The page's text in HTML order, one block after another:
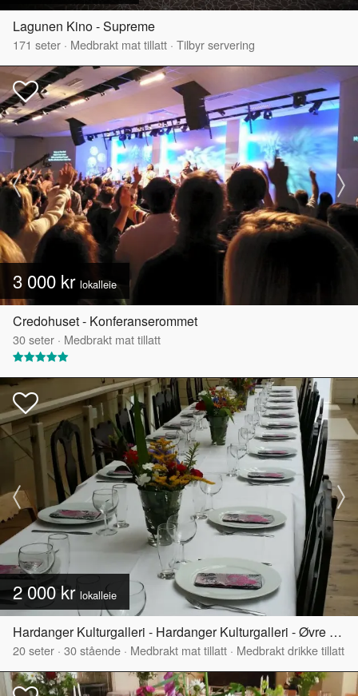
Lagunen Kino - Supreme
171 seter · Medbrakt mat tillatt · Tilbyr servering
3 000 kr lokalleie
Credohuset - Konferanserommet
30seter · Medbrakt mat tillatt
2 000 kr lokalleie
Hardanger Kulturgalleri - Hardanger Kulturgalleri - Øvre del
20seter · 30stående · Medbrakt mat tillatt · Medbrakt drikke tillatt